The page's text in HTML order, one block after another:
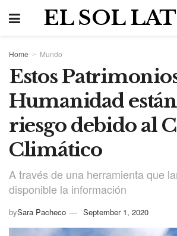
EL SOL
Home Mundo
Estos
Humanidad
riesgo debido al
Climático
A través de una herramienta que
disponible la información
bySara Pacheco September 1, 2020